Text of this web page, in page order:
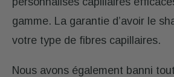
gamme. La garantie d’avoir le
votre type de fibres capillaires.
Nous avons également banni